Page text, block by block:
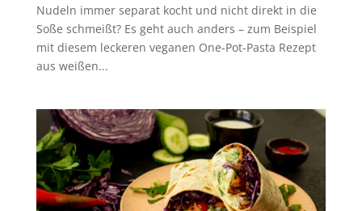
Nudeln immer separat kocht und nicht direkt in die
Soße schmeißt? Es geht auch anders – zum Beispiel
mit diesem leckeren veganen One-Pot-Pasta Rezept
aus weißen...